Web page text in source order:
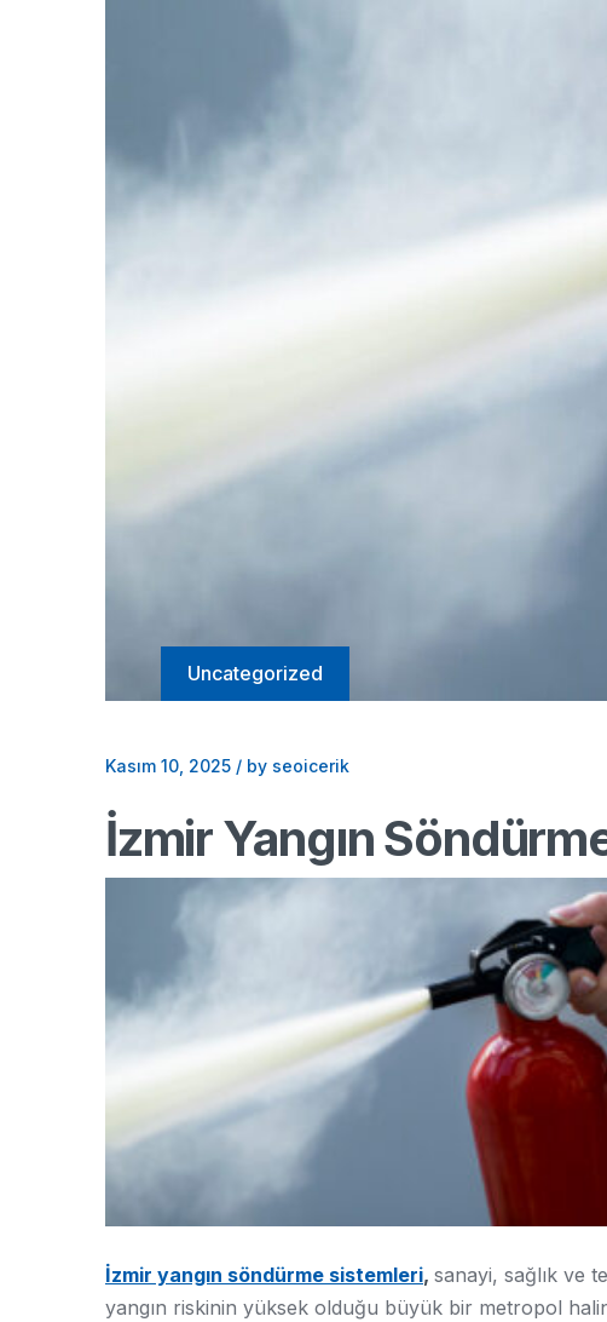
Uncategorized
Kasım 10, 2025 / by seoicerik
İzmir Yangın
İzmir yangın söndürme sistemleri, sanayi, sağlık ve
yangın riskinin yüksek olduğu büyük bir metropol